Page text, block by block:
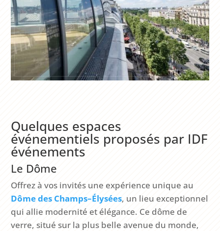
Quelques espaces
événementiels proposés par IDF
événements
Le Dôme
Offrez à vos invités une expérience unique au
Dômedes Champs–Élysées, un lieu exceptionnel
qui allie modernité et élégance. Ce dôme de
verre, situé sur la plus belle avenue du monde,